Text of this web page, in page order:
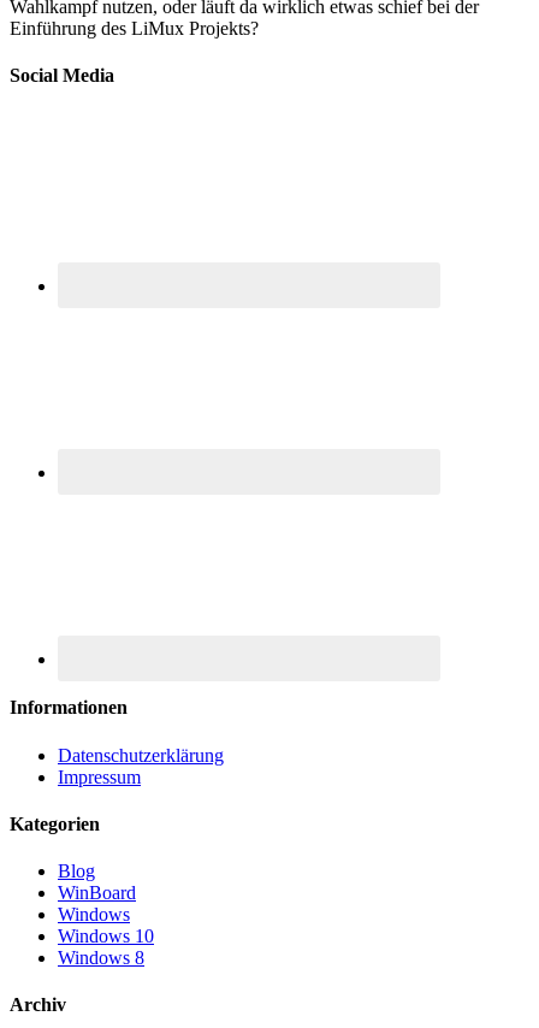
Wahlkampf nutzen, oder läuft da wirklich etwas schief bei der
Einführung des LiMux Projekts?
Social Media
Informationen
Datenschutzerklärung
Impressum
Kategorien
Blog
WinBoard
Windows
Windows 10
Windows 8
Archiv